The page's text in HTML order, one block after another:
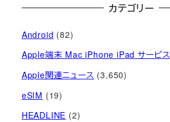
カテゴリー
Android (82)
Apple端末 Mac iPhone iPad サービス
Apple関連ニュース (3,650)
eSIM (19)
HEADLINE (2)